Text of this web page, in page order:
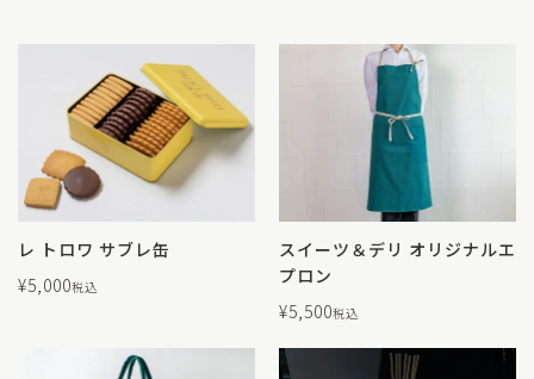
レ トロワ サブレ缶
¥5,000税込
スイーツ＆デリ オリジナルエ
プロン
¥5,500税込